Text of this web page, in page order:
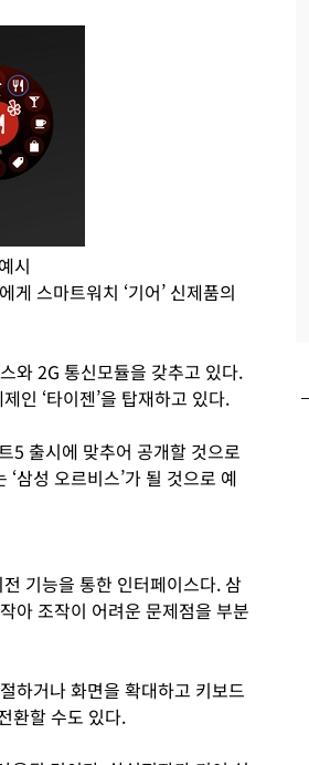
시
스마트워치 ‘기어’ 신제품의
와 2G 통신모듈을 갖추고 있다.
인 ‘타이젠’을 탑재하고 있다.
5 출시에 맞추어 공개할 것으로
삼성 오르비스’가 될 것으로 예
기능을 통한 인터페이스다. 삼
아 조작이 어려운 문제점을 부분
하거나 화면을 확대하고 키보드
환할 수도 있다.